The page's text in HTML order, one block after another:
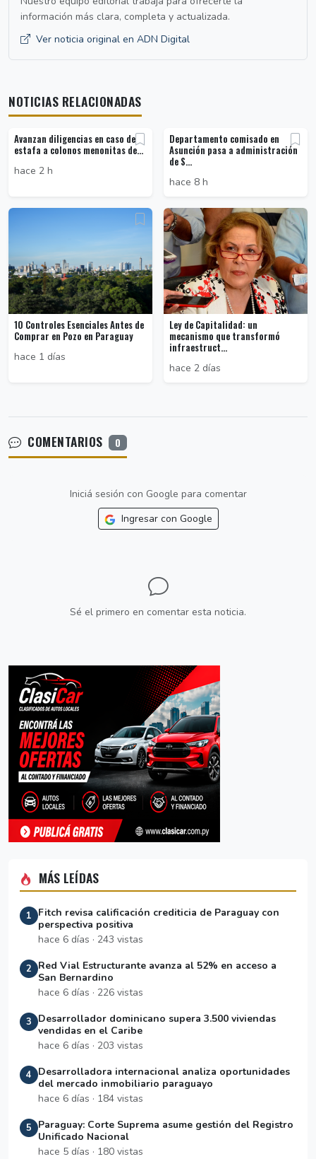
información más clara, completa y actualizada.
Ver noticia original en ADN Digital
NOTICIAS RELACIONADAS
Avanzan diligencias en caso de
estafa a colonos menonitas de...
hace 2 h
Departamento comisado en
Asunción pasa a administración
de S...
hace 8 h
10 Controles Esenciales Antes de
Comprar en Pozo en Paraguay
hace 1 días
Ley de Capitalidad: un
mecanismo que transformó
infraestruct...
hace 2 días
COMENTARIOS 0
Iniciá sesión con Google para comentar
Ingresar con Google
Sé el primero en comentar esta noticia.
MÁS LEÍDAS
1
Fitch revisa calificación crediticia de Paraguay con
perspectiva positiva
hace 6 días · 243 vistas
2
Red Vial Estructurante avanza al 52% en acceso a
San Bernardino
hace 6 días · 226 vistas
3
Desarrollador dominicano supera 3.500 viviendas
vendidas en el Caribe
hace 6 días · 203 vistas
4
Desarrolladora internacional analiza oportunidades
del mercado inmobiliario paraguayo
hace 6 días · 184 vistas
5
Paraguay: Corte Suprema asume gestión del Registro
Unificado Nacional
hace 5 días · 180 vistas